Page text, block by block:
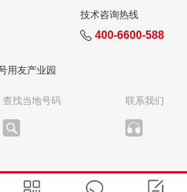
技术咨询热线
400-6600-588
用友产业园
查找当地号码 联系我们
用友网络科技股份有限公司